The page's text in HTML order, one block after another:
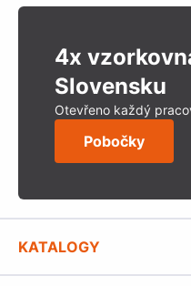
4x
Slovensku
Otevřeno každý
Pobočky
KATALOGY